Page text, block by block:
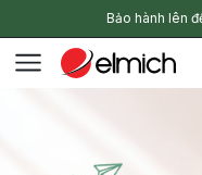
Bảo hành lên